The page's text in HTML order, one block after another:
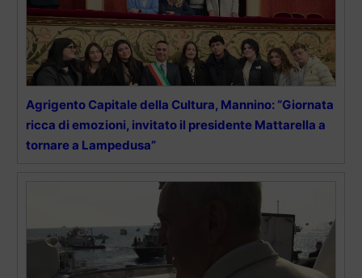
Agrigento Capitale della Cultura, Mannino: “Giornata
ricca di emozioni, invitato il presidente Mattarella a
tornare a Lampedusa”